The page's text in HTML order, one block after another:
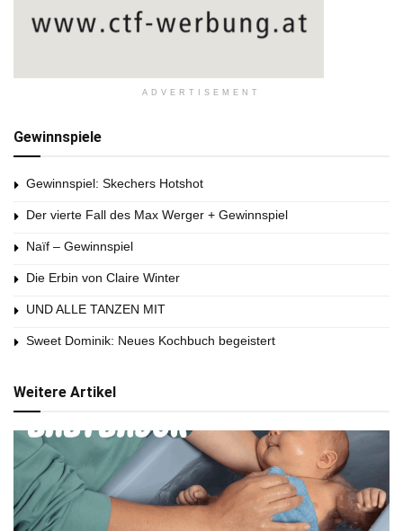
ADVERTISEMENT
Gewinnspiele
Gewinnspiel: Skechers Hotshot
Der vierte Fall des Max Werger + Gewinnspiel
Naïf – Gewinnspiel
Die Erbin von Claire Winter
UND ALLE TANZEN MIT
Sweet Dominik: Neues Kochbuch begeistert
Weitere Artikel